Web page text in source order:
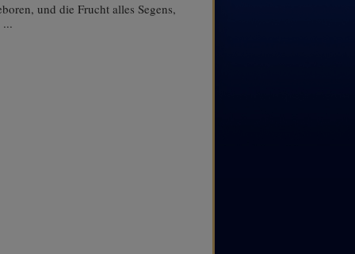
und die Frucht alles Segens,
...